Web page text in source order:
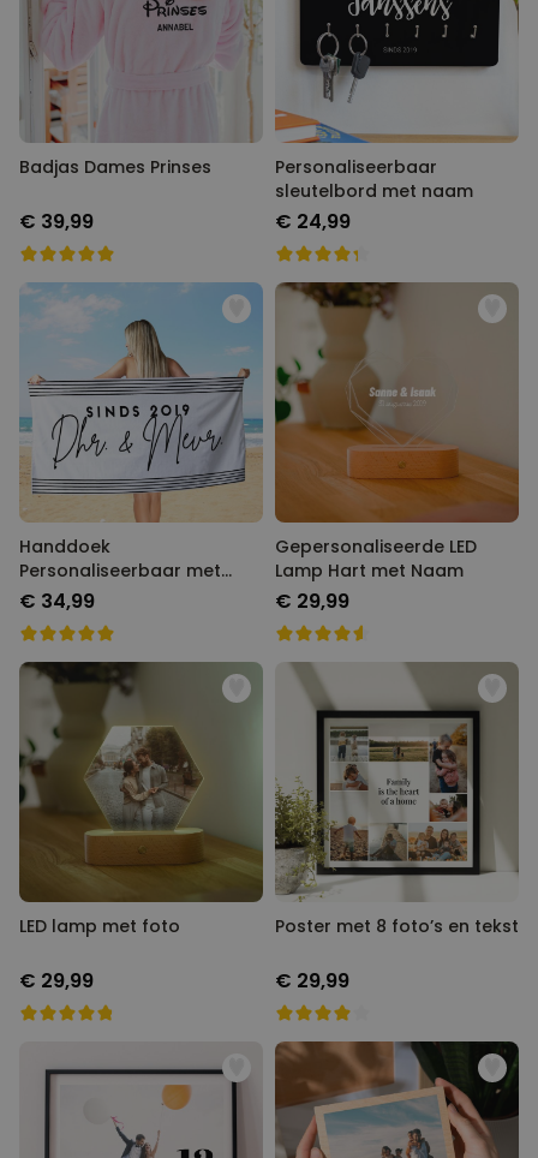
Badjas Dames Prinses
€ 39,99
Personaliseerbaar
sleutelbord met naam
€ 24,99
Handdoek
Personaliseerbaar met
Verschillende
Achtergronden
€ 34,99
Gepersonaliseerde LED
Lamp Hart met Naam
€ 29,99
LED lamp met foto
€ 29,99
Poster met 8 foto’s en tekst
€ 29,99